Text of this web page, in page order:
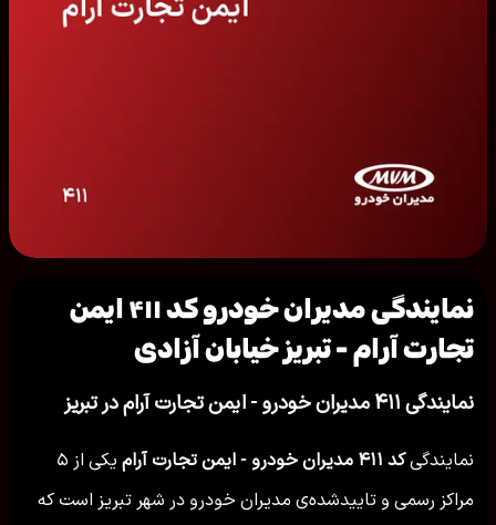
نمایندگی مدیران خودرو کد ۴۱۱ ایمن
تجارت آرام - تبریز خیابان آزادی
نمایندگی ۴۱۱ مدیران خودرو - ایمن تجارت آرام در تبریز
نمایندگیکد ۴۱۱ مدیران خودرو - ایمن تجارت آرام
یکی از ۵
مراکز رسمی و تاییدشده‌ی مدیران خودرو در شهر تبریز است که